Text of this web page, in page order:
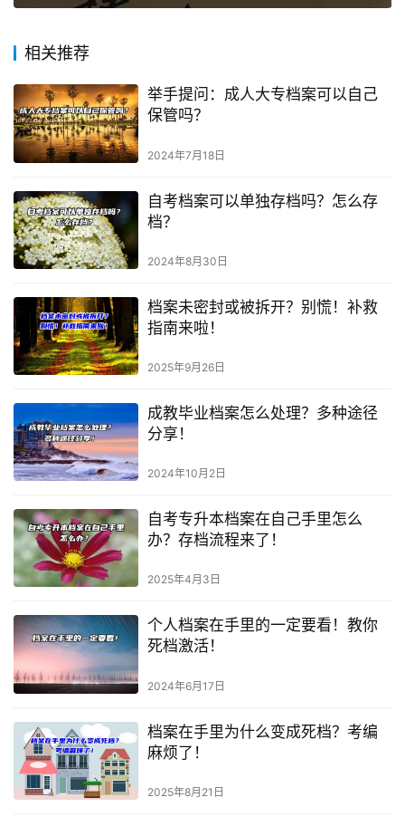
相关推荐
举手提问：成人大专档案可以自己
保管吗？
2024年7月18日
自考档案可以单独存档吗？怎么存
档？
2024年8月30日
档案未密封或被拆开？别慌！补救
指南来啦！
2025年9月26日
成教毕业档案怎么处理？多种途径
分享！
2024年10月2日
自考专升本档案在自己手里怎么
办？存档流程来了！
2025年4月3日
个人档案在手里的一定要看！教你
死档激活！
2024年6月17日
档案在手里为什么变成死档？考编
麻烦了！
2025年8月21日